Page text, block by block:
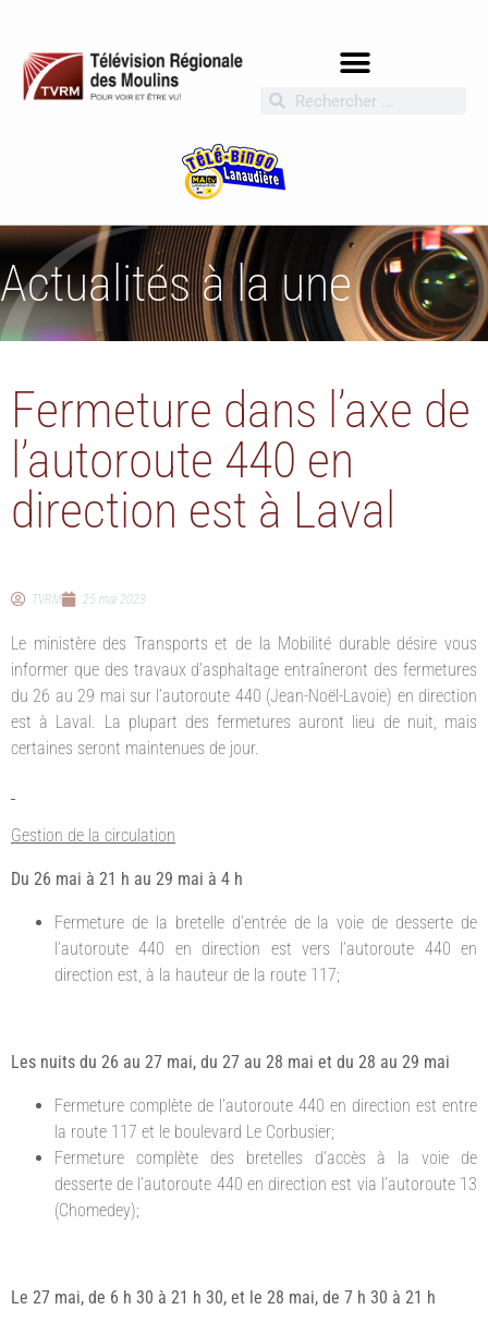
Actualités à la une
Fermeture dans l’axe de
l’autoroute 440 en
direction est à Laval
TVRM 25 mai 2023
Le ministère des Transports et de la Mobilité durable désire vous
informer que des travaux d’asphaltage entraîneront des fermetures
du 26 au 29 mai sur l’autoroute 440 (Jean-Noël-Lavoie) en direction
est à Laval. La plupart des fermetures auront lieu de nuit, mais
certaines seront maintenues de jour.
Gestion de la circulation
Du 26 mai à 21 h au 29 mai à 4 h
Fermeture de la bretelle d’entrée de la voie de desserte de
l’autoroute 440 en direction est vers l’autoroute 440 en
direction est, à la hauteur de la route 117;
Les nuits du 26 au 27 mai, du 27 au 28 mai et du 28 au 29 mai
Fermeture complète de l’autoroute 440 en direction est entre
la route 117 et le boulevard Le Corbusier;
Fermeture complète des bretelles d’accès à la voie de
desserte de l’autoroute 440 en direction est via l’autoroute 13
(Chomedey);
Le 27 mai, de 6 h 30 à 21 h 30, et le 28 mai, de 7 h 30 à 21 h